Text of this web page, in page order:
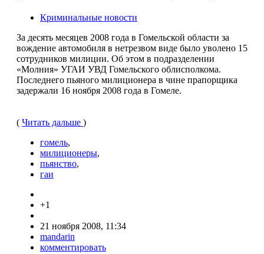
Криминальные новости
За десять месяцев 2008 года в Гомельской области за
вождение автомобиля в нетрезвом виде было уволено 15
сотрудников милиции. Об этом в подразделении
«Молния» УГАИ УВД Гомельского облисполкома.
Последнего пьяного милиционера в чине прапорщика
задержали 16 ноября 2008 года в Гомеле.
( Читать дальше )
гомель,
милиционеры,
пьянство,
гаи
+1
21 ноября 2008, 11:34
mandarin
комментировать